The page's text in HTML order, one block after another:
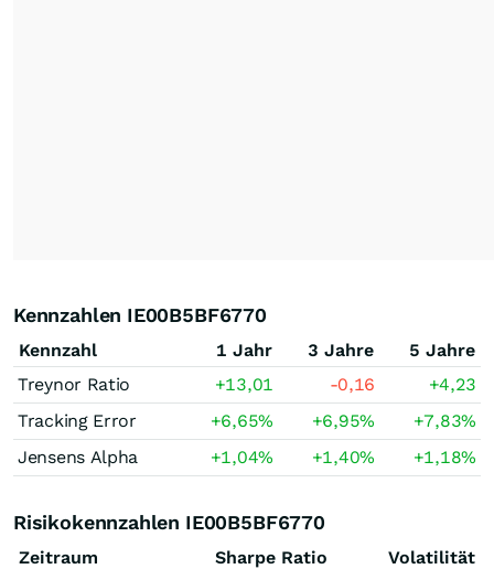
Kennzahlen IE00B5BF6770
Kennzahl 1 Jahr 3 Jahre
5 Jahre
Treynor Ratio
+13,01 -0,16
+4,23
Tracking Error
+6,65% +6,95% +7,83%
Jensens Alpha
+1,04% +1,40% +1,18%
Risikokennzahlen IE00B5BF6770
Zeitraum Sharpe Ratio
Volatilität